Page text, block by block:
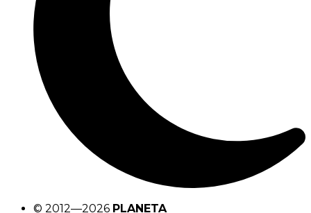
© 2012—2026 PLANETA